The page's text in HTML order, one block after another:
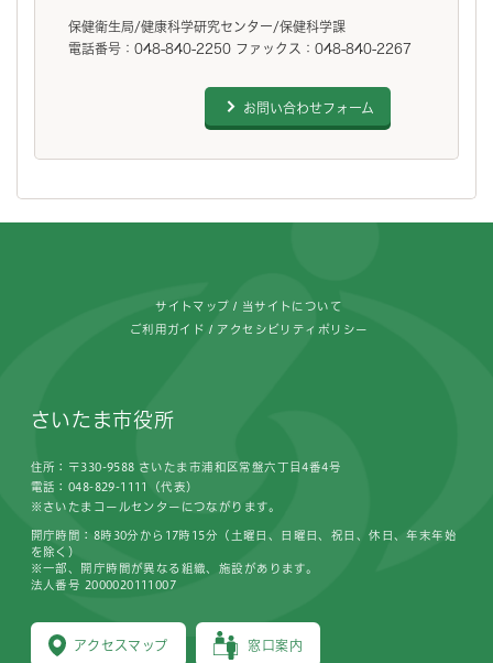
保健衛生局/健康科学研究センター/保健科学課
電話番号：048-840-2250 ファックス：048-840-2267
お問い合わせフォーム
サイトマップ 当サイトについて
ご利用ガイド アクセシビリティポリシー
さいたま市役所
住所：〒330-9588 さいたま市浦和区常盤六丁目4番4号
電話：048-829-1111（代表）
※さいたまコールセンターにつながります。
アクセスマップ 窓口案内
開庁時間：8時30分から17時15分（土曜日、日曜日、祝日、休日、年末年始
を除く）
※一部、開庁時間が異なる組織、施設があります。
法人番号 2000020111007